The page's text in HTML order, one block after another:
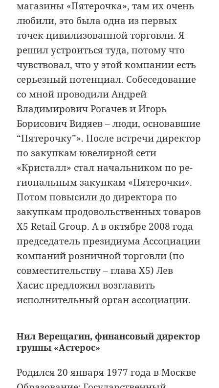
магазины «Пятерочка», там их очень
любили, это была одна из первых
точек цивилизованной торговли. Я
решил устроиться туда, потому что
чувствовал, что у этой компании есть
серьезный потенциал. Собеседование
со мной проводили Андрей
Владимирович Рогачев и Игорь
Борисович Видяев – люди, основавшие
“Пятерочку”». После встречи директор
по закупкам ювелирной сети
«Кристалл» стал начальником по ре­
гио­наль­ным закупкам «Пятерочки».
Потом повысили до директора по
закупкам продовольственных товаров
X5 Retail Group. А в октябре 2008 года
председатель президиума Ассоциации
компаний розничной торговли (по
совместительству – глава X5) Лев
Хасис предложил возглавить
исполнительный орган ассоциации.
Нил Верещагин, финансовый директор
группы «Астерос»
Родился 20 января 1977 года в Москве